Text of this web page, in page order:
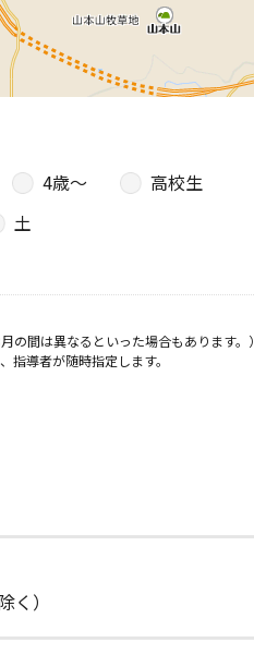
4歳〜
高校生
土
間は異なるといった場合もあります。）
導者が随時指定します。
）